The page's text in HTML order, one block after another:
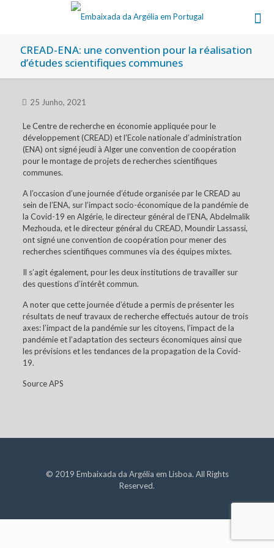
CREAD-ENA: une convention pour la réalisation
d’études scientifiques communes
25 Junho, 2021
Le Centre de recherche en économie appliquée pour le
développement (CREAD) et l’Ecole nationale d’administration
(ENA) ont signé jeudi à Alger une convention de coopération
pour le montage de projets de recherches scientifiques
communes.
A l’occasion d’une journée d’étude organisée par le CREAD au
sein de l’ENA, sur l’impact socio-économique de la pandémie de
la Covid-19 en Algérie, le directeur général de l’ENA, Abdelmalik
Mezhouda, et le directeur général du CREAD, Moundir Lassassi,
ont signé une convention de coopération pour mener des
recherches scientifiques communes via des équipes mixtes.
Il s’agit également, pour les deux institutions de travailler sur
des questions d’intérêt commun.
A noter que cette journée d’étude a permis de présenter les
résultats de neuf travaux de recherche effectués autour de trois
axes: l’impact de la pandémie sur les citoyens, l’impact de la
pandémie et l’adaptation des secteurs économiques ainsi que
les prévisions et les tendances de la propagation de la Covid-
19.
Source APS
© 2019 Embaixada da Argélia em Lisboa. All Rights
Reserved.